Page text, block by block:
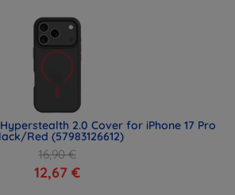
2.0 Cover for iPhone 17 Pro
Red (57983126612)
16,90 €
12,67 €